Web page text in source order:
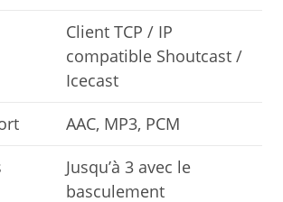
Client TCP / IP
compatible Shoutcast /
Icecast
AAC, MP3, PCM
Jusqu’à 3 avec le
basculement